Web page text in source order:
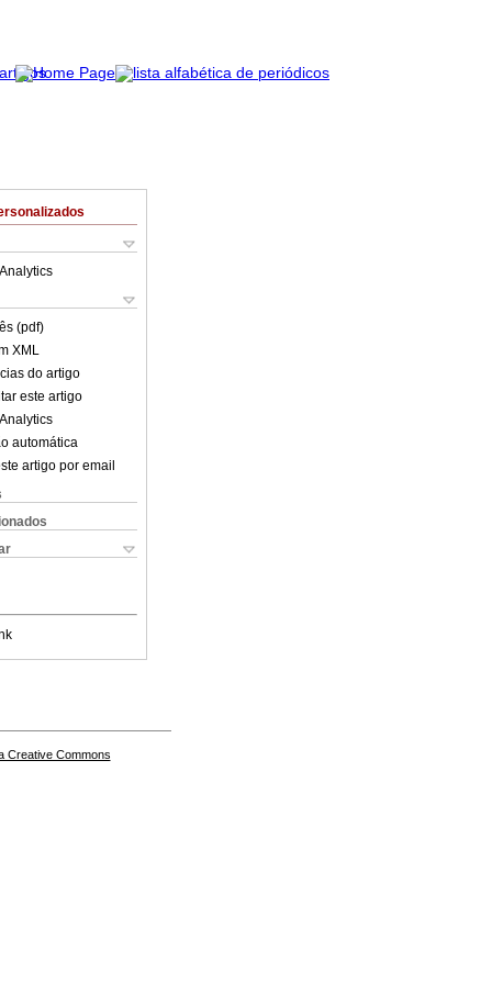
(pdf)
XML
do artigo
este artigo
automática
artigo por email
Creative Commons